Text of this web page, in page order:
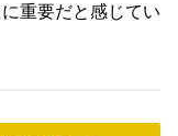
重要だと感じてい